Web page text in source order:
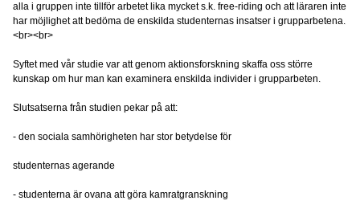
alla i gruppen inte tillför arbetet lika mycket s.k. free-riding och att läraren inte
har möjlighet att bedöma de enskilda studenternas insatser i grupparbetena.
<br><br>
Syftet med vår studie var att genom aktionsforskning skaffa oss större
kunskap om hur man kan examinera enskilda individer i grupparbeten.
Slutsatserna från studien pekar på att:
- den sociala samhörigheten har stor betydelse för
studenternas agerande
- studenterna är ovana att göra kamratgranskning